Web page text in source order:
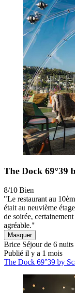
The Dock 69°39
8/10 Bien
"Le restaurant au
était au neuvième
de soirée,
agréable."
Masquer
Brice Séjour de 6 nuits
Publié il y a 1 mois
The Dock 69°39 by